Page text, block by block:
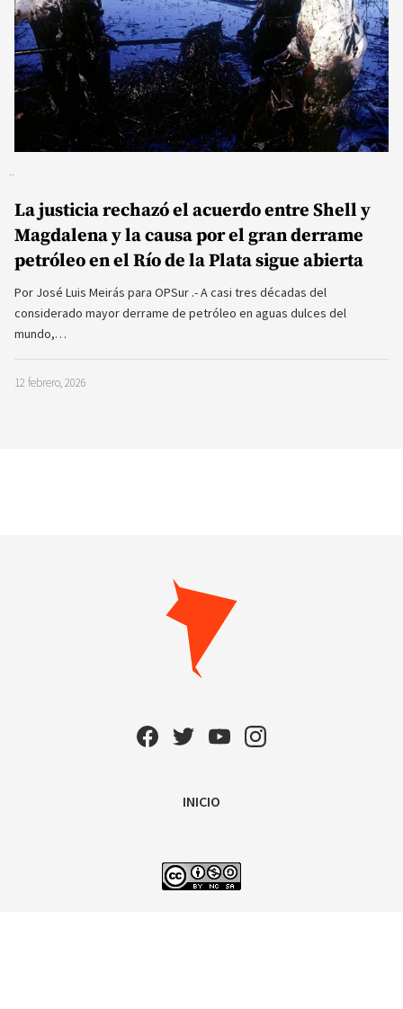
La justicia rechazó el acuerdo entre Shell y
Magdalena y la causa por el gran derrame
petróleo en el Río de la Plata sigue abierta
Por José Luis Meirás para OPSur .- A casi tres décadas del
considerado mayor derrame de petróleo en aguas dulces del
mundo,…
12 febrero, 2026
INICIO